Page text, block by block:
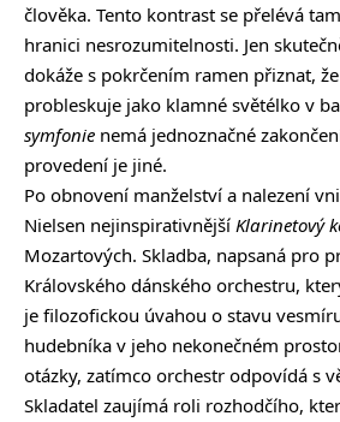
člověka. Tento kontrast se přelévá
hranici nesrozumitelnosti. Jen
dokáže s pokrčením ramen přiznat,
probleskuje jako klamné světélko v
symfonie nemá jednoznačné
provedení je jiné.
Po obnovení manželství a nalezení
Nielsen nejinspirativnější Klarinetový
Mozartových. Skladba, napsaná pro
Královského dánského orchestru,
je filozofickou úvahou o stavu
hudebníka v jeho nekonečném
otázky, zatímco orchestr odpovídá s
Skladatel zaujímá roli rozhodčího,